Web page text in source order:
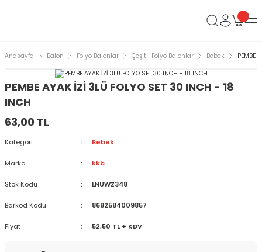
Anasayfa Balon Folyo Balonlar Çeşitli Folyo Balonlar Bebek PEMBE
PEMBE AYAK İZİ 3LÜ FOLYO SET 30 INCH - 18
INCH
63,00 TL
Kategori Bebek
Marka kkb
Stok Kodu LNUWZ348
Barkod Kodu 8682584009857
Fiyat 52,50 TL + KDV